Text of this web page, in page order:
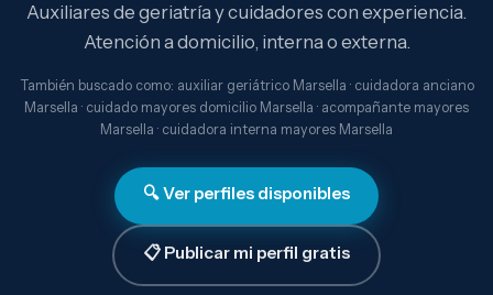
Auxiliares de geriatría y cuidadores con experiencia.
Atención a domicilio, interna o externa.
También buscado como: auxiliar geriátrico Marsella · cuidadora anciano
Marsella · cuidado mayores domicilio Marsella · acompañante mayores
Marsella · cuidadora interna mayores Marsella
🔍 Ver perfiles disponibles
📋 Publicar mi perfil gratis